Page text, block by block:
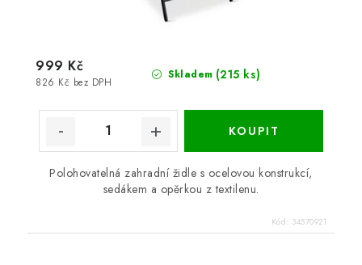
Skladem (215 ks)
826 Kč bez DPH
999 Kč
Polohovatelná zahradní židle s ocelovou konstrukcí,
sedákem a opěrkou z textilenu.
Kód: 34570921